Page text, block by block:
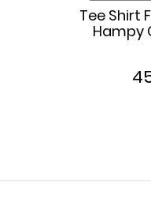
Tee Shirt
Hampy